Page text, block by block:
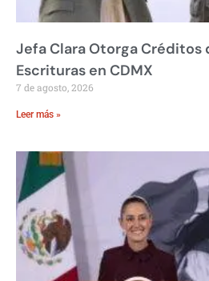
Jefa Clara Otorga Créditos
Escrituras en CDMX
7 de agosto, 2026
Leer más »